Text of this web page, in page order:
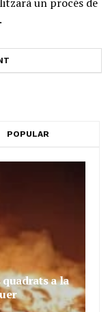
POPULAR
quadrats a la